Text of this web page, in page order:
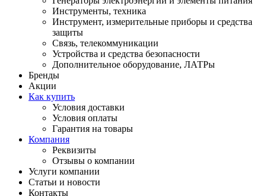
Инструменты, техника
Инструмент, измерительные приборы и средства
защиты
Связь, телекоммуникации
Устройства и средства безопасности
Дополнительное оборудование, ЛАТРы
Бренды
Акции
Как купить
Условия доставки
Условия оплаты
Гарантия на товары
Компания
Реквизиты
Отзывы о компании
Услуги компании
Статьи и новости
Контакты